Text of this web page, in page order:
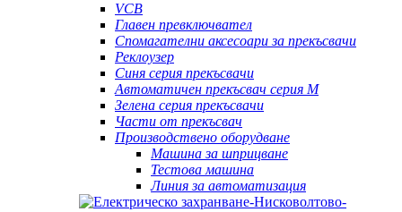
VCB
Главен превключвател
Спомагателни аксесоари за прекъсвачи
Реклоузер
Синя серия прекъсвачи
Автоматичен прекъсвач серия M
Зелена серия прекъсвачи
Части от прекъсвач
Производствено оборудване
Машина за шприцване
Тестова машина
Линия за автоматизация